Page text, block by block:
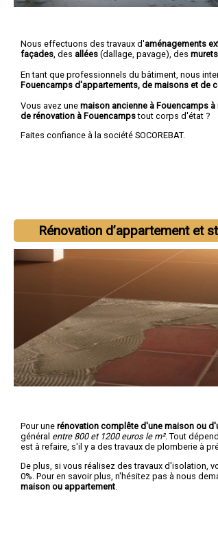
Nous effectuons des travaux d'aménagements
façades , des allées (dallage, pavage), des murets
En tant que professionnels du bâtiment, nous
Fouencamps d'appartements, de maisons et de
Vous avez une maison ancienne à Fouencamps à
de rénovation à Fouencampstout corps d'état ?
Faites confiance à la société SOCOREBAT.
Rénovation d’appartement et
Pour une rénovation complête d'une maison ou
général entre 800 et 1200 euros le m². Tout
est à refaire, s'il y a des travaux de plomberie à
De plus, si vous réalisez des travaux d'isolation,
0%. Pour en savoir plus, n'hésitez pas à nous
maison ou appartement